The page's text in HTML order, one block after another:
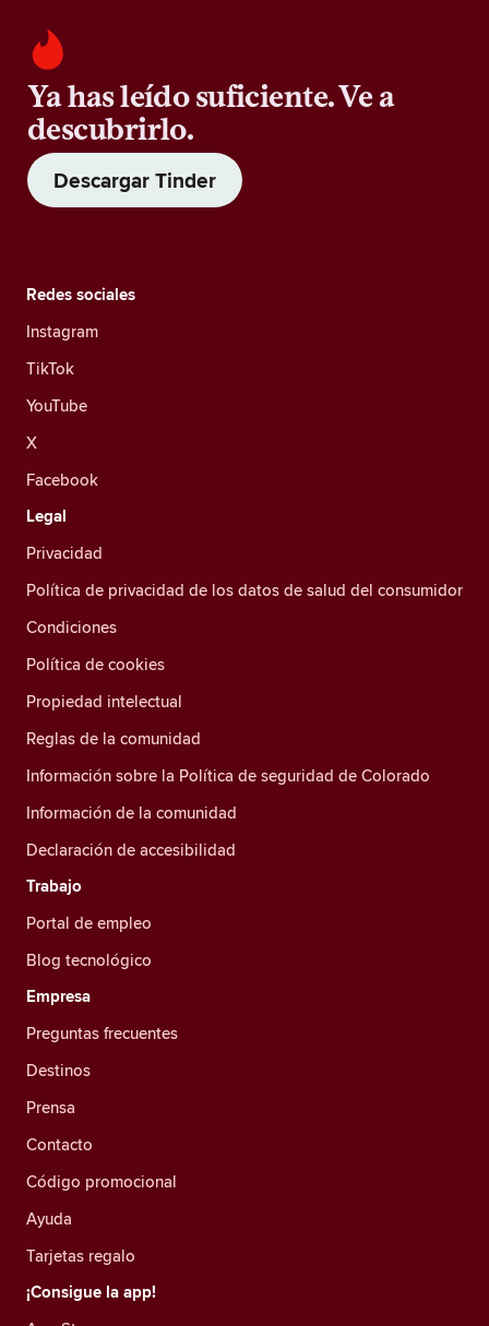
Ya has leído suficiente. Ve a
descubrirlo.
Descargar Tinder
Redes sociales
Instagram
TikTok
YouTube
X
Facebook
Legal
Privacidad
Política de privacidad de los datos de salud del consumidor
Condiciones
Política de cookies
Propiedad intelectual
Reglas de la comunidad
Información sobre la Política de seguridad de Colorado
Información de la comunidad
Declaración de accesibilidad
Trabajo
Portal de empleo
Blog tecnológico
Empresa
Preguntas frecuentes
Destinos
Prensa
Contacto
Código promocional
Ayuda
Tarjetas regalo
¡Consigue la app!